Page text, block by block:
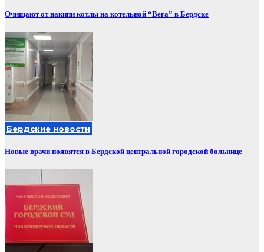
Очищают от накипи котлы на котельной “Вега” в Бердске
Бердские новости
Новые врачи появятся в Бердской центральной городской больнице